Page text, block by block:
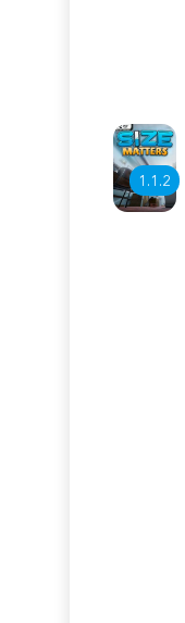
1.1.2